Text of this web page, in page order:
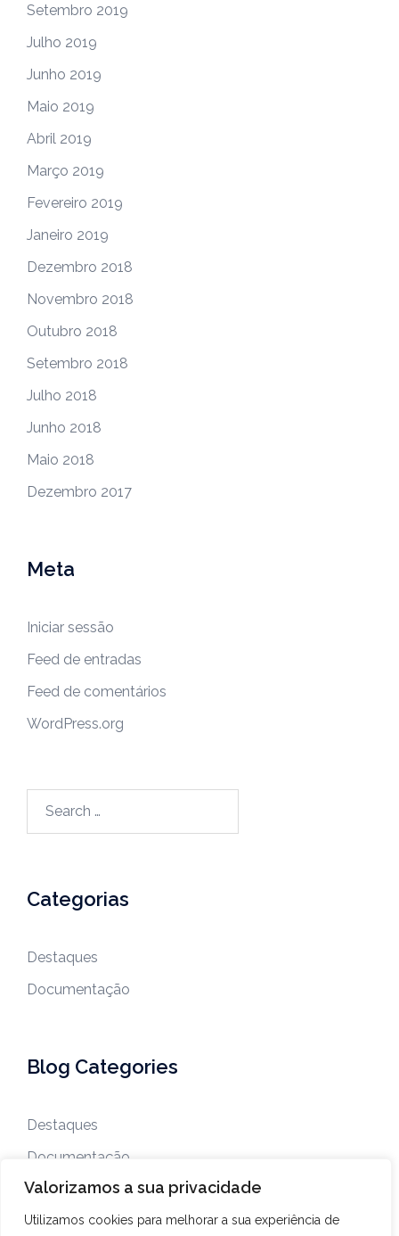
Valorizamos a sua privacidade
Utilizamos cookies para melhorar a sua experiência de
Setembro 2019
Julho 2019
Junho 2019
Maio 2019
Abril 2019
Março 2019
Fevereiro 2019
Janeiro 2019
Dezembro 2018
Novembro 2018
Outubro 2018
Setembro 2018
Julho 2018
Junho 2018
Maio 2018
Dezembro 2017
Meta
Iniciar sessão
Feed de entradas
Feed de comentários
WordPress.org
Categorias
Destaques
Documentação
Blog Categories
Destaques
Documentação